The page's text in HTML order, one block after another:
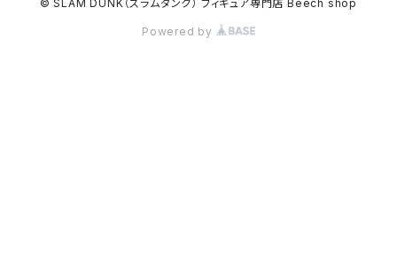
© SLAM DUNK（スラムダンク） フィギュア専門店 Beech shop
Powered by